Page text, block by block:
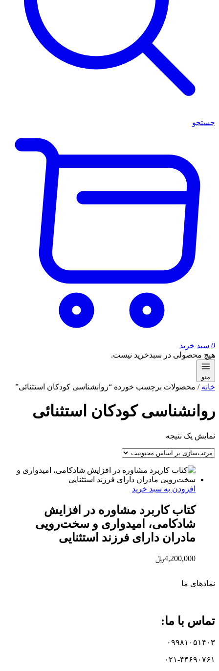
جستجو
0 سبد خرید
هیچ محصولی در سبدخرید نیست.
منو
خانه / محصولات برچسب خورده “روانشناسی کودکان استثنائی”
روانشناسی کودکان استثنائی
نمایش یک نتیجه
افزودن به سبد خرید
کتاب کاربرد مشاوره در افزایش
شادکامی، امیدواری و سخت‌رویی
مادران دارای فرزند استثنایی
4,200,000﷼
نماد‌های ما
تماس با ما:
۰۹۹۸۱۰۵۱۴۰۳
۰۲۱-۴۴۶۹۰۷۶۱